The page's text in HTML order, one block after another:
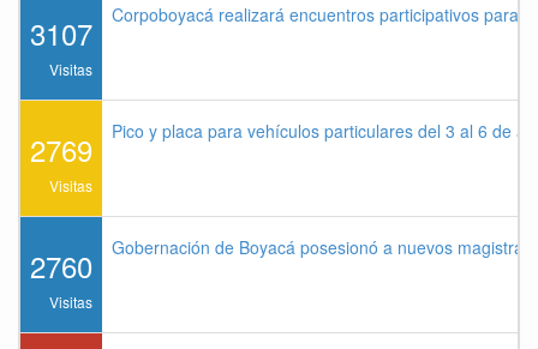
3107
Visitas
Corpoboyacá realizará encuentros participativos para
2769
Visitas
Pico y placa para vehículos particulares del 3 al 6 de
2760
Visitas
Gobernación de Boyacá posesionó a nuevos